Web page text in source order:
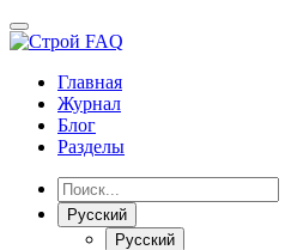
Главная
Журнал
Блог
Разделы
Русский
Русский